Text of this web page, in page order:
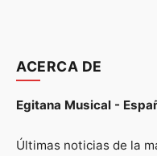
ACERCA DE
Egitana Musical -
Últimas noticias de la